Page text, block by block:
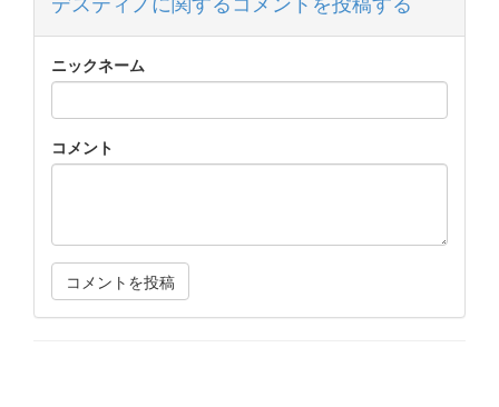
ニックネーム
コメント